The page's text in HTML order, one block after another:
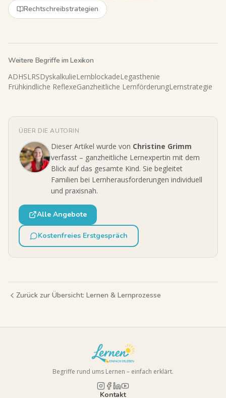
Rechtschreibstrategien
Weitere Begriffe im Lexikon
ADHSLRSDyskalkulieLernblockadeLegasthenie
Frühkindliche ReflexeGanzheitliche LernförderungLernstrategie
ÜBER DIE AUTORIN
Dieser Artikel wurde von Christine Grimm
verfasst – ganzheitliche Lernexpertin mit dem
Blick auf das gesamte Kind. Sie begleitet
Familien bei Lernherausforderungen individuell
und praxisnah.
Alle Angebote
Kostenfreies Erstgespräch
Zurück zur Übersicht: Lernen & Lernprozesse
Begriffe rund ums Lernen – einfach erklärt.
Kontakt